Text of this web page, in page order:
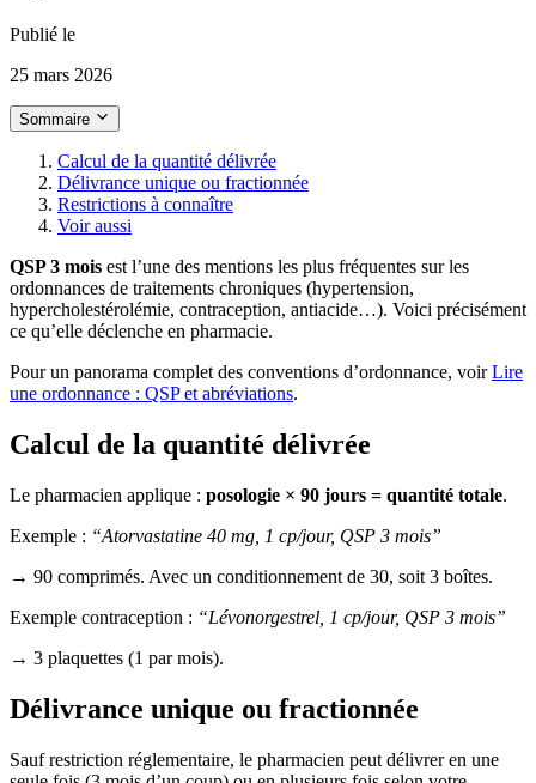
Publié le
25 mars 2026
Sommaire
Calcul de la quantité délivrée
Délivrance unique ou fractionnée
Restrictions à connaître
Voir aussi
QSP 3 mois est l’une des mentions les plus fréquentes sur les
ordonnances de traitements chroniques (hypertension,
hypercholestérolémie, contraception, antiacide…). Voici précisément
ce qu’elle déclenche en pharmacie.
Pour un panorama complet des conventions d’ordonnance, voirLire
une ordonnance : QSP et abréviations.
Calcul de la quantité délivrée
Le pharmacien applique : posologie × 90 jours = quantité totale.
Exemple : “Atorvastatine 40 mg, 1 cp/jour, QSP 3 mois”
→ 90 comprimés. Avec un conditionnement de 30, soit 3 boîtes.
Exemple contraception : “Lévonorgestrel, 1 cp/jour, QSP 3 mois”
→ 3 plaquettes (1 par mois).
Délivrance unique ou fractionnée
Sauf restriction réglementaire, le pharmacien peut délivrer en une